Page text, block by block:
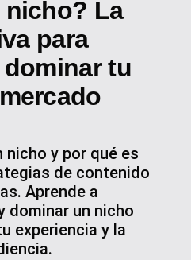
nicho? La
para
tu
nicho y por qué es
de contenido
Aprende a
dominar un nicho
experiencia y la